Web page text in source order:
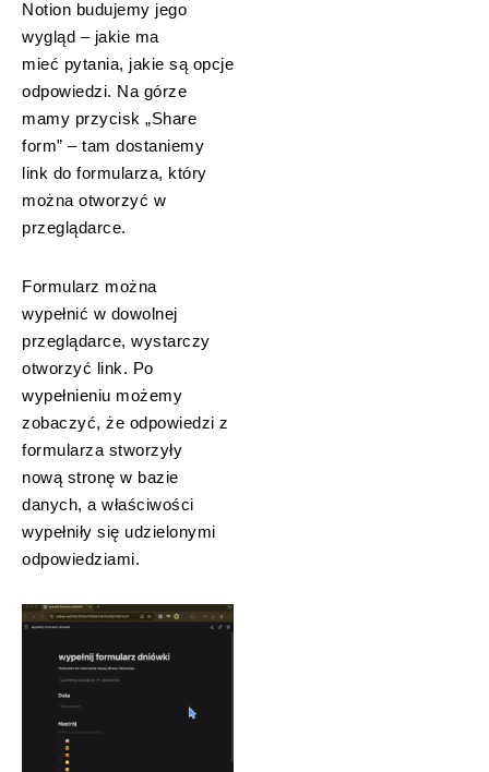
Notion budujemy jego
wygląd – jakie ma
mieć pytania, jakie są opcje
odpowiedzi. Na górze
mamy przycisk „Share
form” – tam dostaniemy
link do formularza, który
można otworzyć w
przeglądarce.
Formularz można
wypełnić w dowolnej
przeglądarce, wystarczy
otworzyć link. Po
wypełnieniu możemy
zobaczyć, że odpowiedzi z
formularza stworzyły
nową stronę w bazie
danych, a właściwości
wypełniły się udzielonymi
odpowiedziami.